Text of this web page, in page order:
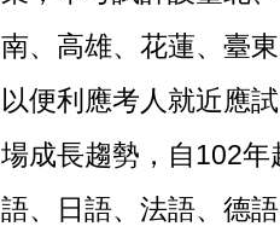
南、高雄、花蓮、臺
以便利應考人就近應
場成長趨勢，自102
語、日語、法語、德